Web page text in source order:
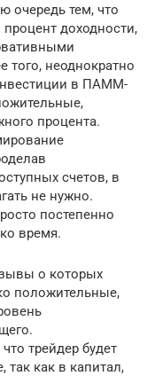
очередь тем, что
доходности,
того, неоднократно
в ПАММ-
процента.
счетов, в
не нужно.
постепенно
время.
о которых
положительные,
трейдер будет
так как в капитал,